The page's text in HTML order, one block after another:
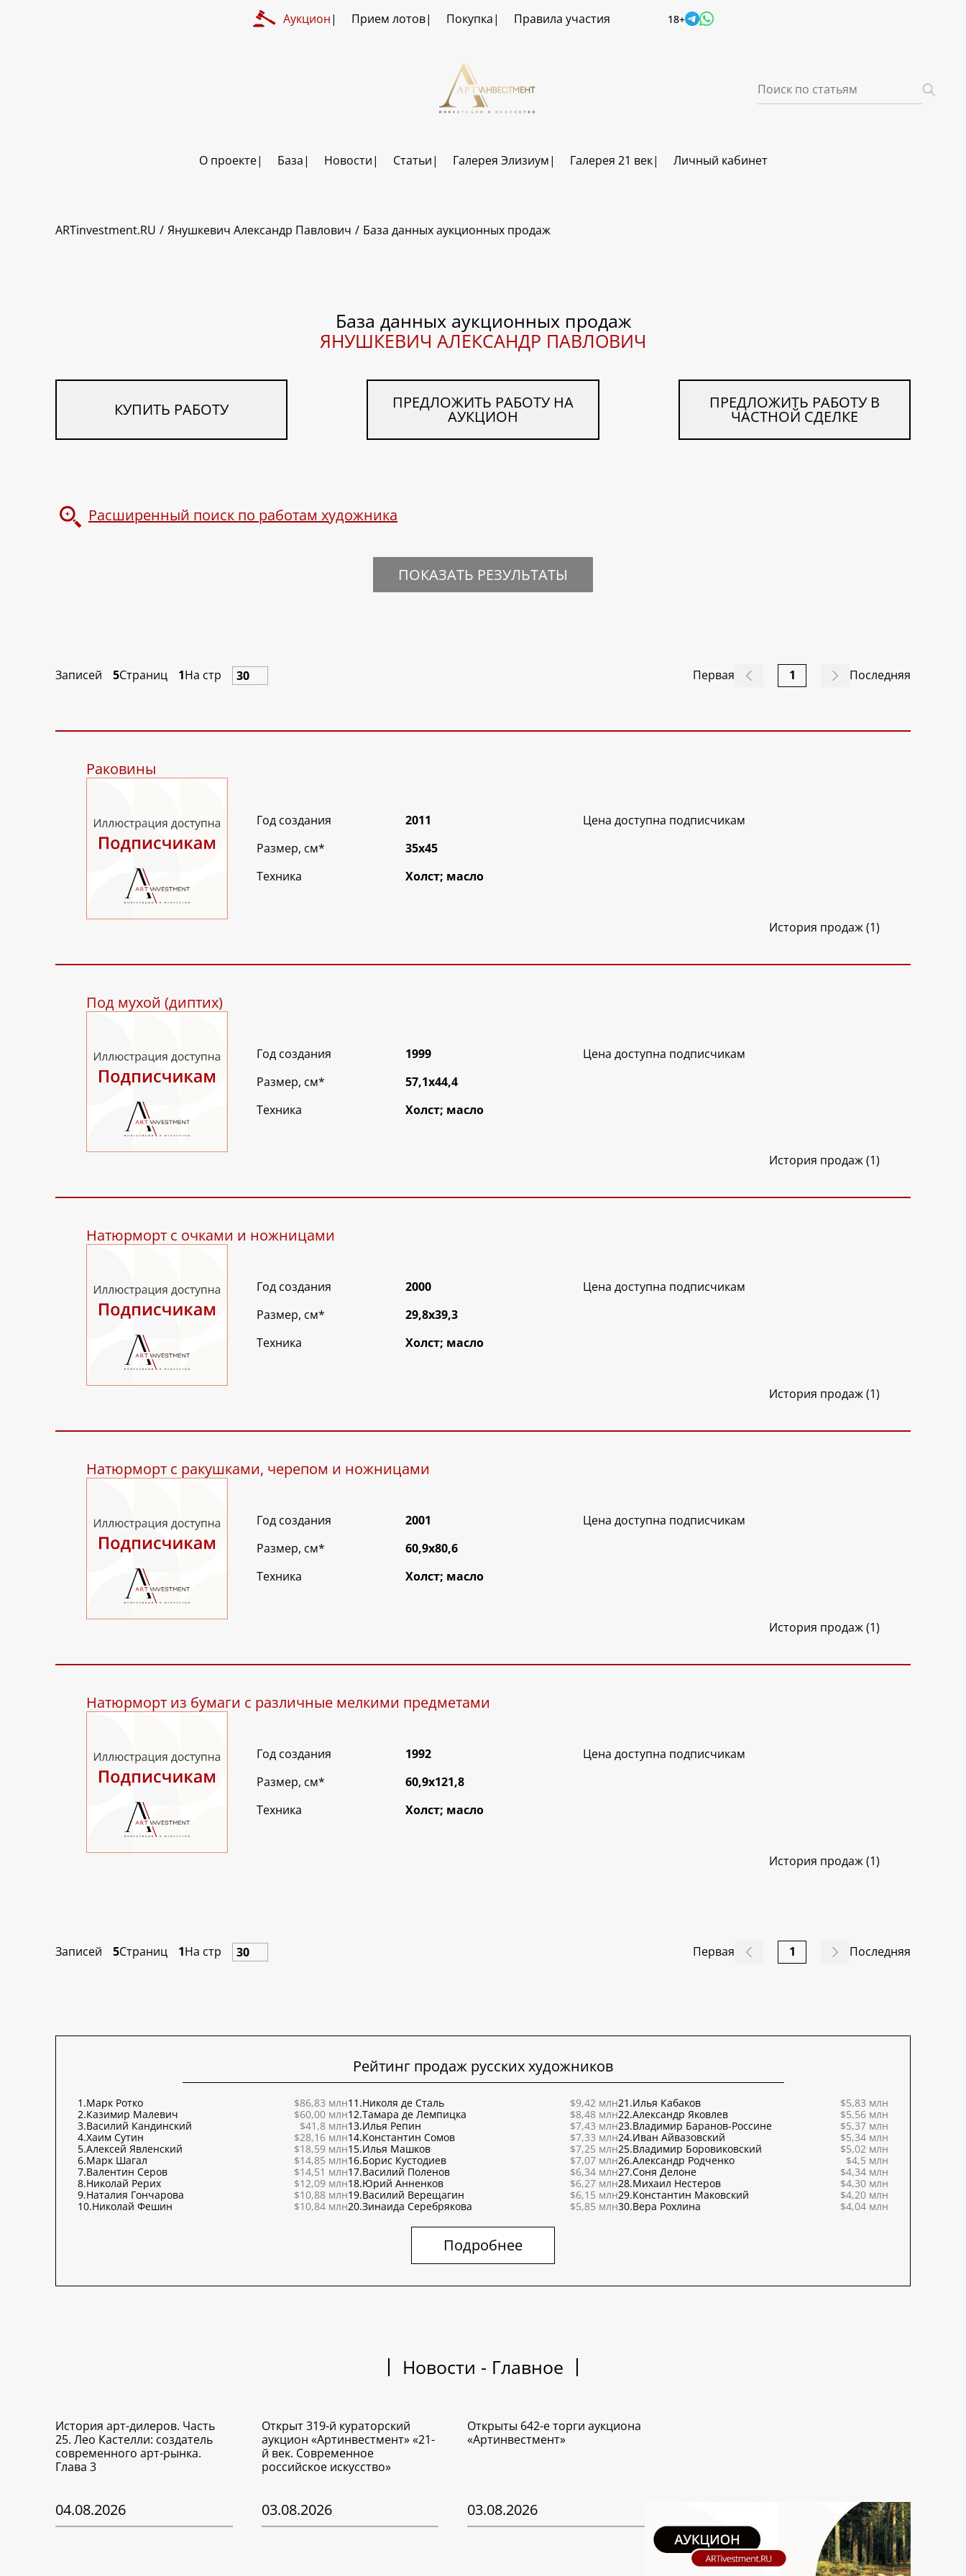
Аукцион Прием лотов Покупка Правила участия 18+
О проекте База Новости Статьи Галерея Элизиум Галерея 21 век Личный кабинет
ARTinvestment.RU Янушкевич Александр Павлович База данных аукционных продаж
База данных аукционных продаж
ЯНУШКЕВИЧ АЛЕКСАНДР ПАВЛОВИЧ
КУПИТЬ РАБОТУ ПРЕДЛОЖИТЬ РАБОТУ НА
АУКЦИОН
ПРЕДЛОЖИТЬ РАБОТУ В
ЧАСТНОЙ СДЕЛКЕ
Расширенный поиск по работам художника
ПОКАЗАТЬ РЕЗУЛЬТАТЫ
Записей 5Страниц 1На стр Первая 1 Последняя
Раковины
Год создания
2011
Размер, см*
35х45
Техника
Холст; масло
Цена доступна подписчикам
История продаж (1)
Под мухой (диптих)
Год создания
1999
Размер, см*
57,1х44,4
Техника
Холст; масло
Цена доступна подписчикам
История продаж (1)
Натюрморт с очками и ножницами
Год создания
2000
Размер, см*
29,8х39,3
Техника
Холст; масло
Цена доступна подписчикам
История продаж (1)
Натюрморт с ракушками, черепом и ножницами
Год создания
2001
Размер, см*
60,9х80,6
Техника
Холст; масло
Цена доступна подписчикам
История продаж (1)
Натюрморт из бумаги с различные мелкими предметами
Год создания
1992
Размер, см*
60,9х121,8
Техника
Холст; масло
Цена доступна подписчикам
История продаж (1)
Записей 5Страниц 1На стр Первая 1 Последняя
Рейтинг продаж русских художников
1.Марк Ротко
$86,83 млн
2.Казимир Малевич
$60,00 млн
3.Василий Кандинский
$41,8 млн
4.Хаим Сутин
$28,16 млн
5.Алексей Явленский
$18,59 млн
6.Марк Шагал
$14,85 млн
7.Валентин Серов
$14,51 млн
8.Николай Рерих
$12,09 млн
9.Наталия Гончарова
$10,88 млн
10.Николай Фешин $10,84 млн
11.Николя де Сталь
$9,42 млн
12.Тамара де Лемпицка
$8,48 млн
13.Илья Репин
$7,43 млн
14.Константин Сомов
$7,33 млн
15.Илья Машков
$7,25 млн
16.Борис Кустодиев
$7,07 млн
17.Василий Поленов
$6,34 млн
18.Юрий Анненков
$6,27 млн
19.Василий Верещагин
$6,15 млн
20.Зинаида Серебрякова $5,85 млн
21.Илья Кабаков
$5,83 млн
22.Александр Яковлев
$5,56 млн
23.Владимир Баранов-Россине
$5,37 млн
24.Иван Айвазовский
$5,34 млн
25.Владимир Боровиковский
$5,02 млн
26.Александр Родченко
$4,5 млн
27.Соня Делоне
$4,34 млн
28.Михаил Нестеров
$4,30 млн
29.Константин Маковский
$4,20 млн
30.Вера Рохлина $4,04 млн
Подробнее
Новости - Главное
История арт-дилеров. Часть
25. Лео Кастелли: создатель
современного арт-рынка.
Глава 3
04.08.2026
Открыт 319-й кураторский
аукцион «Артинвестмент» «21-
й век. Современное
российское искусство»
03.08.2026
Открыты 642-е торги аукциона
«Артинвестмент»
03.08.2026